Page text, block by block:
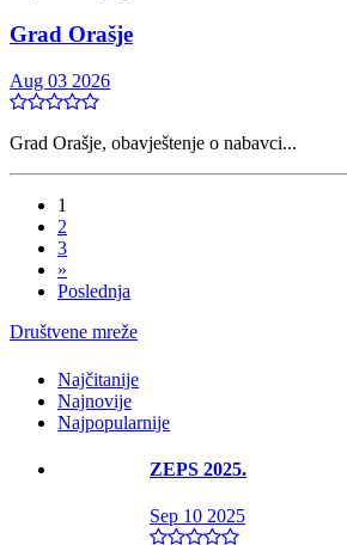
Grad Orašje
Aug 03 2026
Grad Orašje, obavještenje o nabavci...
1
2
3
»
Poslednja
Društvene mreže
Najčitanije
Najnovije
Najpopularnije
ZEPS 2025.
Sep 10 2025